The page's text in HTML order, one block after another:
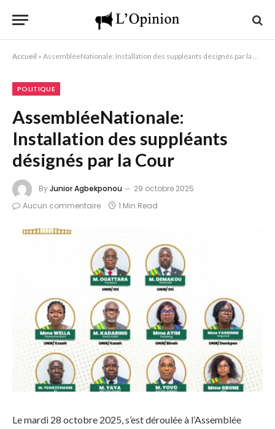
Accueil » AssembléeNationale: Installation des suppléants désignés par la Cour
POLITIQUE
AssembléeNationale:
Installation des suppléants
désignés par la Cour
ByJunior Agbekponou
29 octobre 2025
Aucun commentaire
1 Min Read
Le mardi 28 octobre 2025, s’est déroulée à l’Assemblée